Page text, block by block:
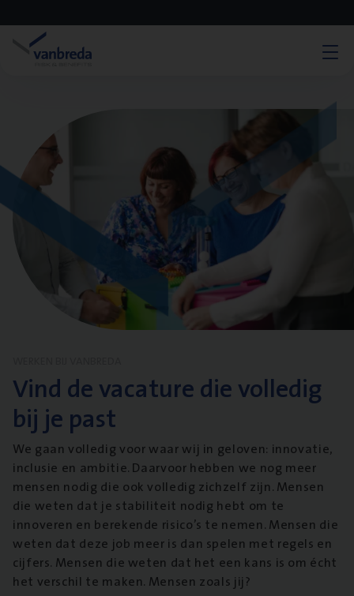
Vind de vacature die volledig
bij je past
We gaan volledig voor waar wij in geloven: innovatie,
inclusie en ambitie. Daarvoor hebben we nog meer
mensen nodig die ook volledig zichzelf zijn. Mensen
die weten dat je stabiliteit nodig hebt om te
innoveren en berekende risico’s te nemen. Mensen die
weten dat deze job meer is dan spelen met regels en
cijfers. Mensen die weten dat het een kans is om écht
het verschil te maken. Mensen zoals jij?